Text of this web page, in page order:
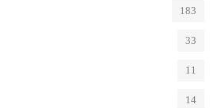
183
33
11
14